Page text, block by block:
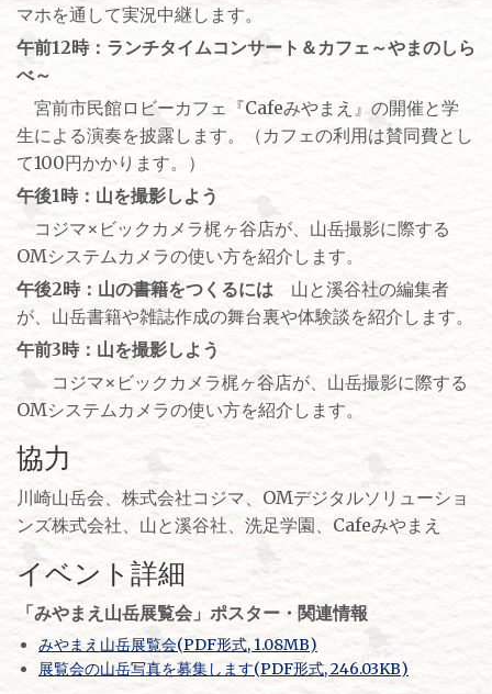
マホを通して実況中継します。
午前12時：ランチタイムコンサート＆カフェ～やまのしら
べ～
宮前市民館ロビーカフェ『Cafeみやまえ』の開催と学
生による演奏を披露します。（カフェの利用は賛同費とし
て100円かかります。）
午後1時：山を撮影しよう
コジマ×ビックカメラ梶ヶ谷店が、山岳撮影に際する
OMシステムカメラの使い方を紹介します。
午後2時：山の書籍をつくるには 山と溪谷社の編集者
が、山岳書籍や雑誌作成の舞台裏や体験談を紹介します。
午前3時：山を撮影しよう
コジマ×ビックカメラ梶ヶ谷店が、山岳撮影に際する
OMシステムカメラの使い方を紹介します。
協力
川崎山岳会、株式会社コジマ、OMデジタルソリューショ
ンズ株式会社、山と溪谷社、洗足学園、Cafeみやまえ
イベント詳細
「みやまえ山岳展覧会」ポスター・関連情報
みやまえ山岳展覧会(PDF形式, 1.08MB)
展覧会の山岳写真を募集します(PDF形式, 246.03KB)